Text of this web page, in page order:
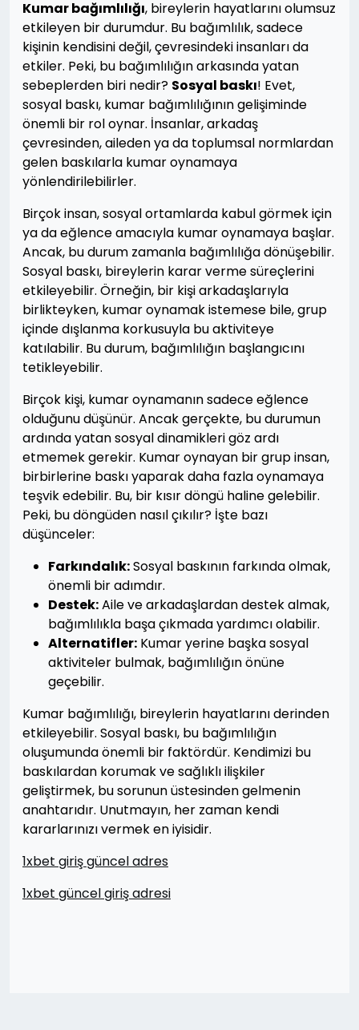
Kumar bağımlılığı, bireylerin hayatlarını olumsuz
etkileyen bir durumdur. Bu bağımlılık, sadece
kişinin kendisini değil, çevresindeki insanları da
etkiler. Peki, bu bağımlılığın arkasında yatan
sebeplerden biri nedir? Sosyal baskı! Evet,
sosyal baskı, kumar bağımlılığının gelişiminde
önemli bir rol oynar. İnsanlar, arkadaş
çevresinden, aileden ya da toplumsal normlardan
gelen baskılarla kumar oynamaya
yönlendirilebilirler.
Birçok insan, sosyal ortamlarda kabul görmek için
ya da eğlence amacıyla kumar oynamaya başlar.
Ancak, bu durum zamanla bağımlılığa dönüşebilir.
Sosyal baskı, bireylerin karar verme süreçlerini
etkileyebilir. Örneğin, bir kişi arkadaşlarıyla
birlikteyken, kumar oynamak istemese bile, grup
içinde dışlanma korkusuyla bu aktiviteye
katılabilir. Bu durum, bağımlılığın başlangıcını
tetikleyebilir.
Birçok kişi, kumar oynamanın sadece eğlence
olduğunu düşünür. Ancak gerçekte, bu durumun
ardında yatan sosyal dinamikleri göz ardı
etmemek gerekir. Kumar oynayan bir grup insan,
birbirlerine baskı yaparak daha fazla oynamaya
teşvik edebilir. Bu, bir kısır döngü haline gelebilir.
Peki, bu döngüden nasıl çıkılır? İşte bazı
düşünceler:
Farkındalık:Sosyal baskının farkında olmak,
önemli bir adımdır.
Destek:Aile ve arkadaşlardan destek almak,
bağımlılıkla başa çıkmada yardımcı olabilir.
Alternatifler: Kumar yerine başka sosyal
aktiviteler bulmak, bağımlılığın önüne
geçebilir.
Kumar bağımlılığı, bireylerin hayatlarını derinden
etkileyebilir. Sosyal baskı, bu bağımlılığın
oluşumunda önemli bir faktördür. Kendimizi bu
baskılardan korumak ve sağlıklı ilişkiler
geliştirmek, bu sorunun üstesinden gelmenin
anahtarıdır. Unutmayın, her zaman kendi
kararlarınızı vermek en iyisidir.
1xbet giriş güncel adres
1xbet güncel giriş adresi